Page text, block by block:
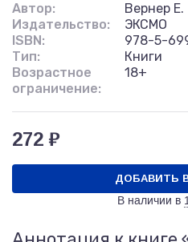
Автор:
Вернер Е.
Издательство:
ЭКСМО
ISBN:
978-5-
Тип:
Книги
Возрастное
ограничение:
18+
272 ₽
ДОБАВИТЬ
В наличии в